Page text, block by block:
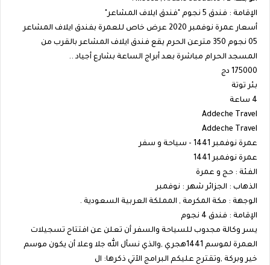
الإقامة : فندق 5 نجوم "فندق ايلاف المشاعر"
أسعار عمرة نوفمبر 2020 عرض خاص للعمرة بفندق ايلاف المشاعر
05 نجوم 350 مترعن الحرم يقع فندق ايلاف المشاعر بالقرب من
المسجد الحرام مباشرة بعد أبراج الساعة بشارع أجياد ..
175000 دج
بئر توتة
4 ساعة
Addeche Travel
Addeche Travel
عمرة نوفمبر 1441 - سياحة و سفر
عمرة نوفمبر 1441
الفئة : حج و عمرة
الذهاب : الجزائر شهر : نوفمبر
الوجهة : مكة المكرمة , المملكة العربية السعودية .
الإقامة : فندق 4 نجوم
يسر وكالة مجدوب للسياحة والسفر أن تعلن عن افتتاح تسجيلات
العمرة لموسم 1441هجري ,والذي نسأل الله جلا وعلا أن يكون موسم
خير وبركة ,وتقترح عليكم البرامج الآتي ذكرها: ال